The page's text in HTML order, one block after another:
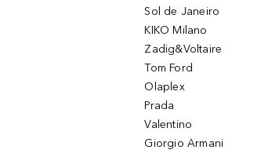
Sol de Janeiro
KIKO Milano
Zadig&Voltaire
Tom Ford
Olaplex
Prada
Valentino
Giorgio Armani